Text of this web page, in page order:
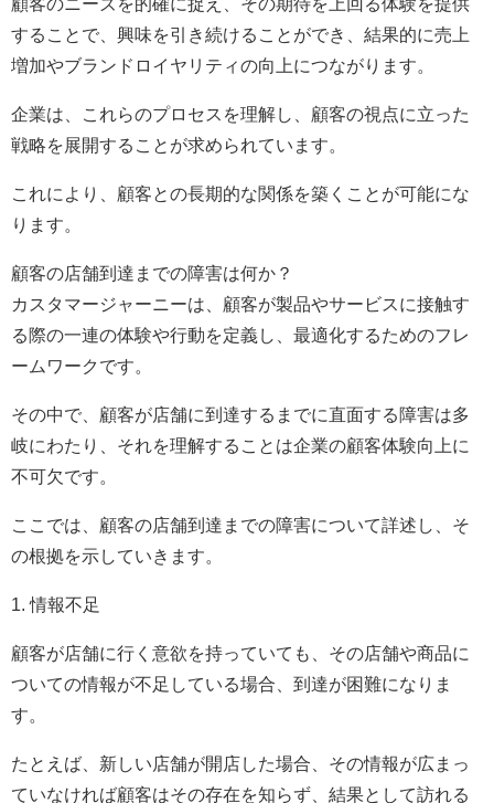
することで、興味を引き続けることができ、結果的に売上
増加やブランドロイヤリティの向上につながります。
企業は、これらのプロセスを理解し、顧客の視点に立った
戦略を展開することが求められています。
これにより、顧客との長期的な関係を築くことが可能にな
ります。
顧客の店舗到達までの障害は何か？
カスタマージャーニーは、顧客が製品やサービスに接触す
る際の一連の体験や行動を定義し、最適化するためのフレ
ームワークです。
その中で、顧客が店舗に到達するまでに直面する障害は多
岐にわたり、それを理解することは企業の顧客体験向上に
不可欠です。
ここでは、顧客の店舗到達までの障害について詳述し、そ
の根拠を示していきます。
1. 情報不足
顧客が店舗に行く意欲を持っていても、その店舗や商品に
ついての情報が不足している場合、到達が困難になりま
す。
たとえば、新しい店舗が開店した場合、その情報が広まっ
ていなければ顧客はその存在を知らず、結果として訪れる